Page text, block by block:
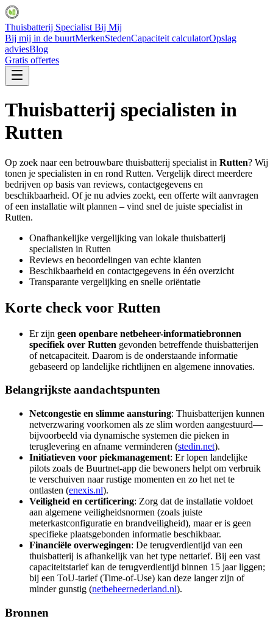
Thuisbatterij Specialist Bij Mij
Bij mij in de buurtMerkenStedenCapaciteit calculatorOpslag
adviesBlog
Gratis offertes
Thuisbatterij specialisten in
Rutten
Op zoek naar een betrouwbare thuisbatterij specialist in Rutten? Wij
tonen je specialisten in en rond Rutten. Vergelijk direct meerdere
bedrijven op basis van reviews, contactgegevens en
beschikbaarheid. Of je nu advies zoekt, een offerte wilt aanvragen
of een installatie wilt plannen – vind snel de juiste specialist in
Rutten.
Onafhankelijke vergelijking van lokale thuisbatterij
specialisten in Rutten
Reviews en beoordelingen van echte klanten
Beschikbaarheid en contactgegevens in één overzicht
Transparante vergelijking en snelle oriëntatie
Korte check voor Rutten
Er zijn geen openbare netbeheer-informatiebronnen
specifiek over Rutten gevonden betreffende thuisbatterijen
of netcapaciteit. Daarom is de onderstaande informatie
gebaseerd op landelijke richtlijnen en algemene innovaties.
Belangrijkste aandachtspunten
Netcongestie en slimme aansturing: Thuisbatterijen kunnen
netverzwaring voorkomen als ze slim worden aangestuurd—
bijvoorbeeld via dynamische systemen die pieken in
teruglevering en afname verminderen (stedin.net).
Initiatieven voor piekmanagement: Er lopen landelijke
pilots zoals de Buurtnet‑app die bewoners helpt om verbruik
te verschuiven naar rustige momenten en zo het net te
ontlasten (enexis.nl).
Veiligheid en certificering: Zorg dat de installatie voldoet
aan algemene veiligheidsnormen (zoals juiste
meterkastconfiguratie en brandveiligheid), maar er is geen
specifieke plaatsgebonden informatie beschikbaar.
Financiële overwegingen: De terugverdientijd van een
thuisbatterij is afhankelijk van het type nettarief. Bij een vast
capaciteitstarief kan de terugverdientijd binnen 15 jaar liggen;
bij een ToU‑tarief (Time-of-Use) kan deze langer zijn of
minder gunstig (netbeheernederland.nl).
Bronnen